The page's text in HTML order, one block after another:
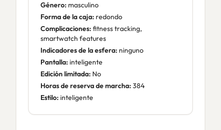
Género: masculino
Forma de la caja: redondo
Complicaciones: fitness tracking,
smartwatch features
Indicadores de la esfera: ninguno
Pantalla: inteligente
Edición limitada: No
Horas de reserva de marcha: 384
Estilo: inteligente